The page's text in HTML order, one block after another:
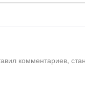
комментариев,